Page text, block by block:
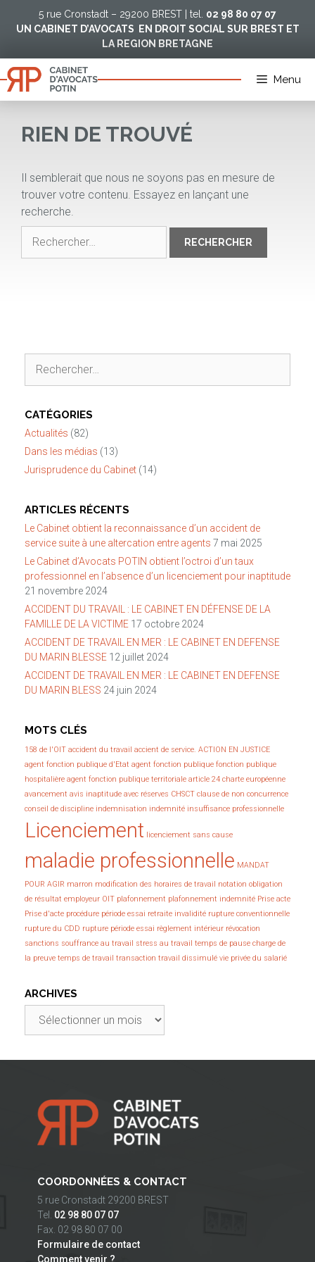
5 rue Cronstadt – 29200 BREST | tel. 02 98 80 07 07
UN CABINET D’AVOCATS EN DROIT SOCIAL SUR BREST ET
LA REGION BRETAGNE
Menu
RIEN DE TROUVÉ
Il semblerait que nous ne soyons pas en mesure de
trouver votre contenu. Essayez en lançant une
recherche.
CATÉGORIES
Actualités (82)
Dans les médias (13)
Jurisprudence du Cabinet (14)
ARTICLES RÉCENTS
Le Cabinet obtient la reconnaissance d’un accident de
service suite à une altercation entre agents 7 mai 2025
Le Cabinet d’Avocats POTIN obtient l’octroi d’un taux
professionnel en l’absence d’un licenciement pour inaptitude
21 novembre 2024
ACCIDENT DU TRAVAIL : LE CABINET EN DÉFENSE DE LA
FAMILLE DE LA VICTIME 17 octobre 2024
ACCIDENT DE TRAVAIL EN MER : LE CABINET EN DEFENSE
DU MARIN BLESSE 12 juillet 2024
ACCIDENT DE TRAVAIL EN MER : LE CABINET EN DEFENSE
DU MARIN BLESS 24 juin 2024
MOTS CLÉS
158 de l'OIT accident du travail accient de service. ACTION EN JUSTICE
agent fonction publique d'Etat agent fonction publique fonction publique
hospitalière agent fonction publique territoriale article 24 charte européenne
avancement avis inaptitude avec réserves CHSCT clause de non concurrence
conseil de discipline indemnisation indemnité insuffisance professionnelle
Licenciement licenciement sans cause
maladie professionnelle MANDAT
POUR AGIR marron modification des horaires de travail notation obligation
de résultat employeur OIT plafonnement plafonnement indemnité Prise acte
Prise d'acte procédure période essai retraite invalidité rupture conventionnelle
rupture du CDD rupture période essai règlement intérieur révocation
sanctions souffrance au travail stress au travail temps de pause charge de
la preuve temps de travail transaction travail dissimulé vie privée du salarié
ARCHIVES
COORDONNÉES & CONTACT
5 rue Cronstadt 29200 BREST
Tel. 02 98 80 07 07
Fax. 02 98 80 07 00
Formulaire de contact
Comment venir ?